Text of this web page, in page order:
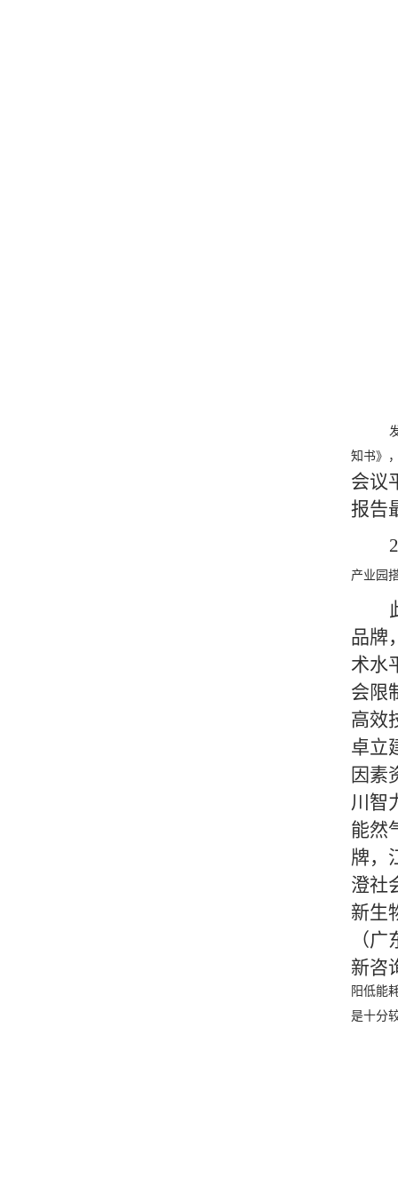
知书》
会议
报告
产业园
品牌
术水
会限
高效
卓立
因素
川智
能然
牌，
澄社
新生
（
新咨
阳低能
是十分